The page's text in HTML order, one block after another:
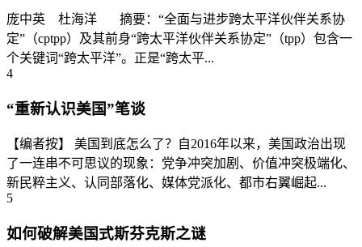
庞中英 杜海洋 摘要：“全面与进步跨太平洋伙伴关系协
定”（cptpp）及其前身“跨太平洋伙伴关系协定”（tpp）包含一
个关键词“跨太平洋”。正是“跨太平...
4
“重新认识美国”笔谈
【编者按】 美国到底怎么了？自2016年以来，美国政治出现
了一连串不可思议的现象：党争冲突加剧、价值冲突极端化、
新民粹主义、认同部落化、媒体党派化、都市右翼崛起...
5
如何破解美国式斯芬克斯之谜